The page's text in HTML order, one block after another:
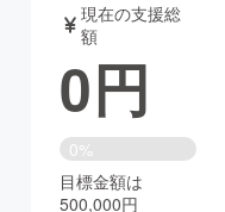
書籍・雑誌
チャレンジ
現在の支援総
額
0円
0%
目標金額は
500,000円